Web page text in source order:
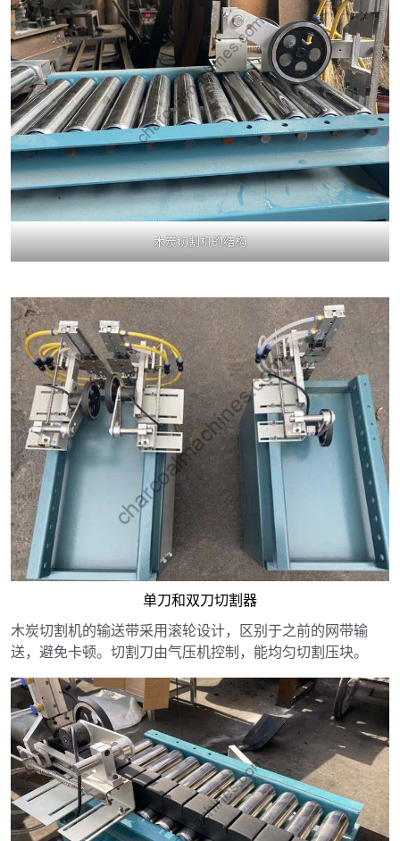
木炭切割机的结构
单刀和双刀切割器
木炭切割机的输送带采用滚轮设计，区别于之前的网带输
送，避免卡顿。切割刀由气压机控制，能均匀切割压块。